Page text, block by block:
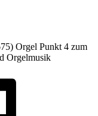
Orgel Punkt 4 zum
Orgelmusik